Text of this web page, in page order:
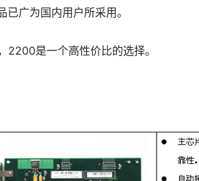
广为国内用户所采用。
是一个高性价比的选择。